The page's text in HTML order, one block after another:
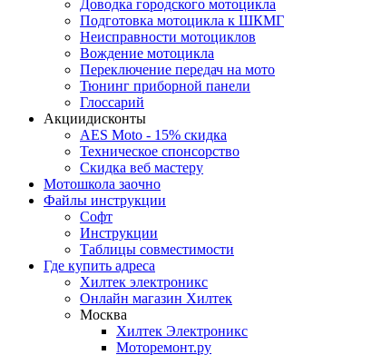
Доводка городского мотоцикла
Подготовка мотоцикла к ШКМГ
Неисправности мотоциклов
Вождение мотоцикла
Переключение передач на мото
Тюнинг приборной панели
Глоссарий
Акциидисконты
AES Moto - 15% скидка
Техническое спонсорство
Скидка веб мастеру
Мотошкола заочно
Файлы инструкции
Софт
Инструкции
Таблицы совместимости
Где купить адреса
Хилтек электроникс
Онлайн магазин Хилтек
Москва
Хилтек Электроникс
Моторемонт.ру